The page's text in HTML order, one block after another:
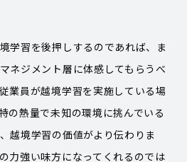
学習を後押しするのであれば、ま
ネジメント層に体感してもらうべ
業員が越境学習を実施している場
の熱量で未知の環境に挑んでいる
越境学習の価値がより伝わりま
力強い味方になってくれるのでは